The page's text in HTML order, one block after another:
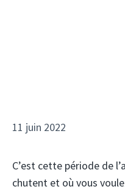
11 juin 2022
C’est cette période de
chutent et où vous